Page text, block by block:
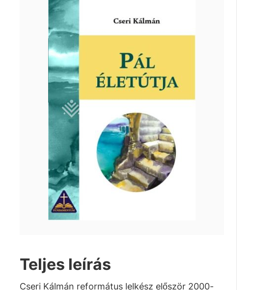
Teljes leírás
Cseri Kálmán református lelkész először 2000-